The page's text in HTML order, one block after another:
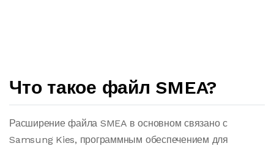
Что такое файл SMEA?
Расширение файла SMEA в основном связано с
Samsung Kies, программным обеспечением для